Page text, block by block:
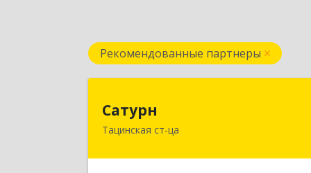
Рекомендованные партнеры
Сатурн
Тацинская ст-ца347060, Ростовская область,